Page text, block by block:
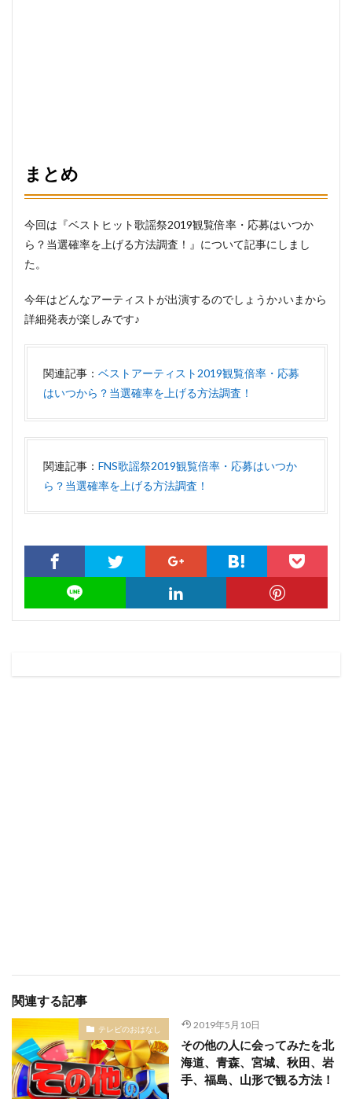
まとめ
今回は『ベストヒット歌謡祭2019観覧倍率・応募はいつか
ら？当選確率を上げる方法調査！』について記事にしまし
た。
今年はどんなアーティストが出演するのでしょうか♪いまから
詳細発表が楽しみです♪
関連記事： ベストアーティスト2019観覧倍率・応募
はいつから？当選確率を上げる方法調査！
関連記事： FNS歌謡祭2019観覧倍率・応募はいつか
ら？当選確率を上げる方法調査！
関連する記事
テレビのおはなし 2019年5月10日
その他の人に会ってみたを北
海道、青森、宮城、秋田、岩
手、福島、山形で観る方法！